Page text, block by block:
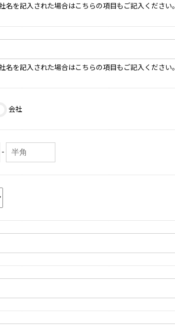
名を記入された場合はこちらの項目もご記入ください。
名を記入された場合はこちらの項目もご記入ください。
会社
-